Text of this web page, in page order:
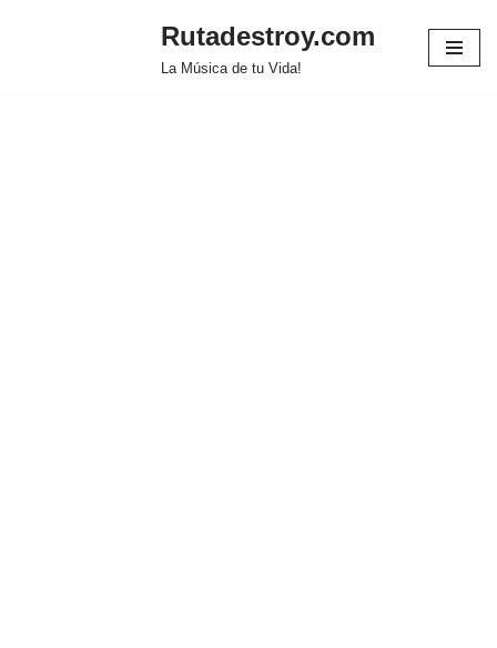
Rutadestroy.com
La Música de tu Vida!